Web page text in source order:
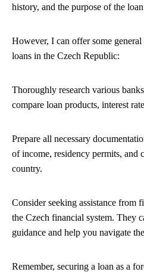
history, and the purpose of the
However, I can offer some
loans in the Czech Republic:
Thoroughly research various
compare loan products, interest
Prepare all necessary
of income, residency permits, and
country.
Consider seeking assistance from
the Czech financial system. They
guidance and help you navigate
Remember, securing a loan as a